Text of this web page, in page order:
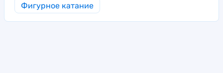
Фигурное катание